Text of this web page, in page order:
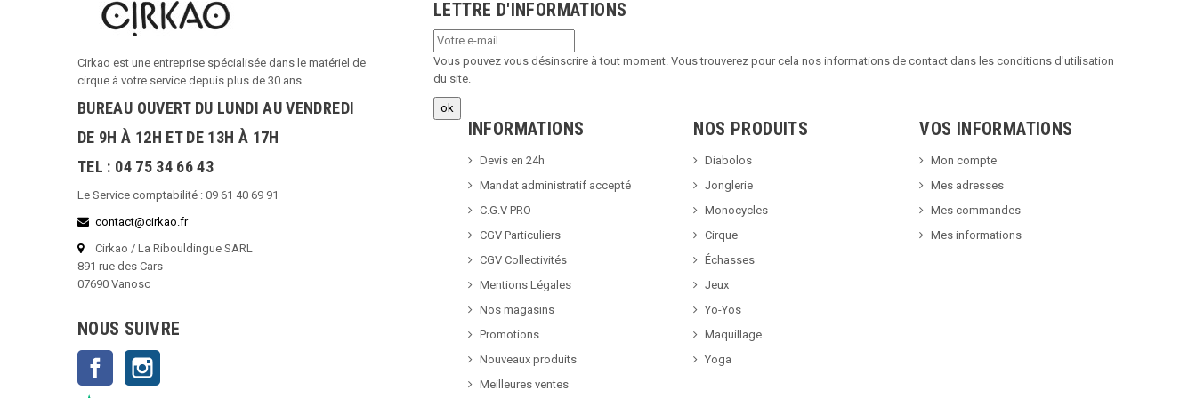
Cirkao est une entreprise spécialisée dans le matériel de
cirque à votre service depuis plus de 30 ans.
BUREAU OUVERT DU LUNDI AU VENDREDI
DE 9H À 12H ET DE 13H À 17H
TEL : 04 75 34 66 43
Le Service comptabilité : 09 61 40 69 91
contact@cirkao.fr
Cirkao / La Ribouldingue SARL
891 rue des Cars
07690 Vanosc
NOUS SUIVRE
Facebook
LETTRE D'INFORMATIONS
Vous pouvez vous désinscrire à tout moment. Vous trouverez pour cela nos informations de contact dans les conditions d'utilisation
du site.
INFORMATIONS
Devis en 24h
Mandat administratif accepté
C.G.V PRO
CGV Particuliers
CGV Collectivités
Mentions Légales
Nos magasins
Promotions
Nouveaux produits
Meilleures ventes
NOS PRODUITS
Diabolos
Jonglerie
Monocycles
Cirque
Échasses
Jeux
Yo-Yos
Maquillage
Yoga
VOS INFORMATIONS
Mon compte
Mes adresses
Mes commandes
Mes informations